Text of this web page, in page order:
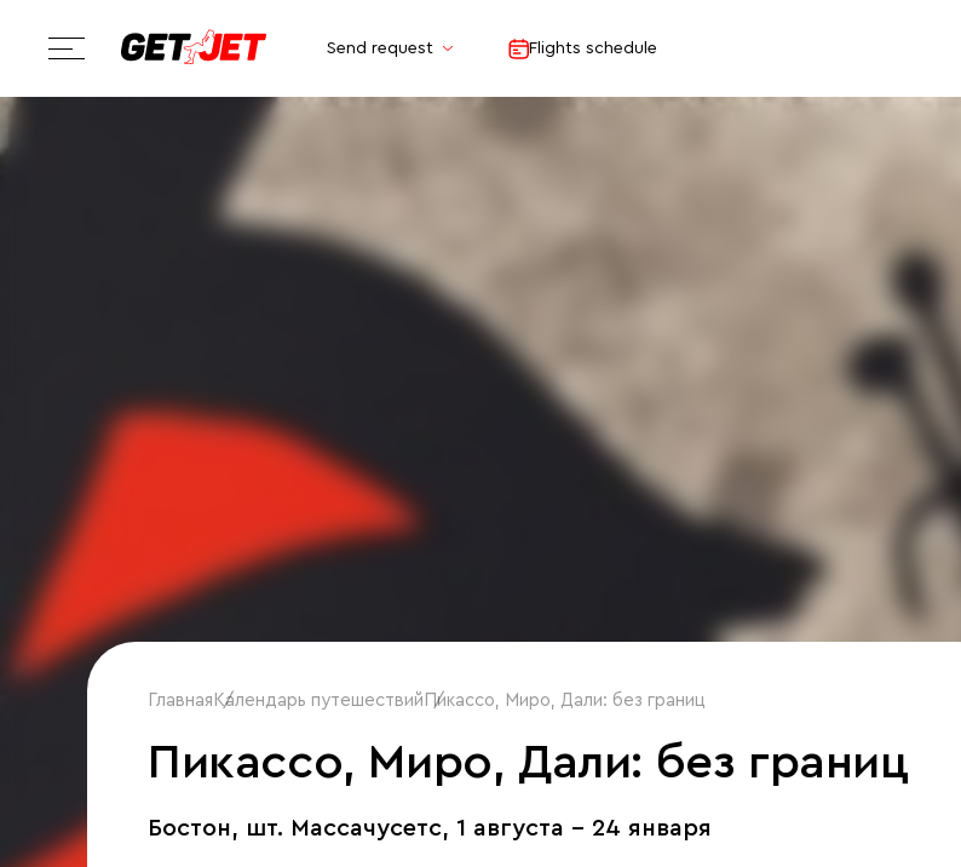
Send request Flights schedule
Главная /
Календарь путешествий /
Пикассо, Миро, Дали: без границ
Пикассо, Миро, Дали: без границ
Бостон, шт. Массачусетс, 1 августа - 24 января